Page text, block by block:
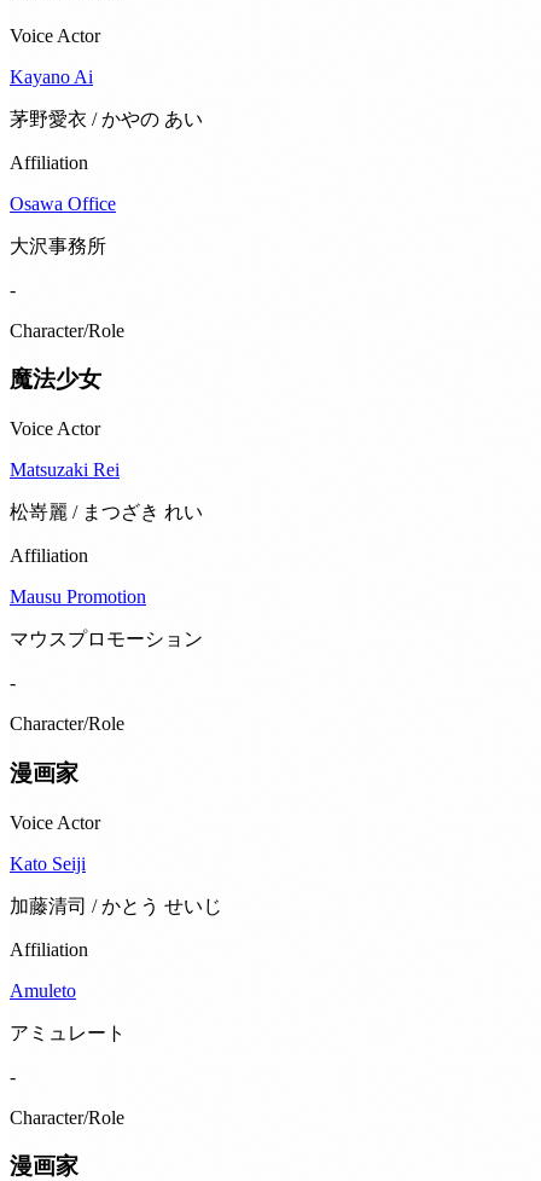
Voice Actor
Kayano Ai
茅野愛衣 / かやの あい
Affiliation
Osawa Office
大沢事務所
-
Character/Role
魔法少女
Voice Actor
Matsuzaki Rei
松嵜麗 / まつざき れい
Affiliation
Mausu Promotion
マウスプロモーション
-
Character/Role
漫画家
Voice Actor
Kato Seiji
加藤清司 / かとう せいじ
Affiliation
Amuleto
アミュレート
-
Character/Role
漫画家